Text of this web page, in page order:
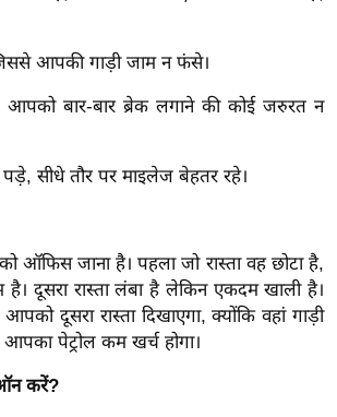
आपकी गाड़ी जाम न फंसे।
आपको बार-बार ब्रेक लगाने की कोई जरुरत न
सीधे तौर पर माइलेज बेहतर रहे।
ऑफिस जाना है। पहला जो रास्ता वह छोटा है,
है। दूसरा रास्ता लंबा है लेकिन एकदम खाली है।
दूसरा रास्ता दिखाएगा, क्योंकि वहां गाड़ी
पेट्रोल कम खर्च होगा।
करें?